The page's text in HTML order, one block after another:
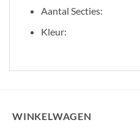
Aantal Secties:
Kleur:
WINKELWAGEN